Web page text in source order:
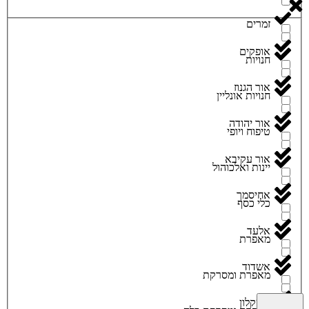
זמרים
חנויות
חנויות אונליין
טיפוח ויופי
יינות ואלכוהול
כלי כסף
מאפרת
מאפרת ומסרקת
אופקים
אור הגנוז
אור יהודה
אור עקיבא
אחיסמך
אלעד
אשדוד
אשקלון